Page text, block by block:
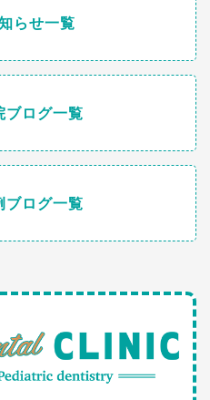
らせ一覧
ブログ一覧
ブログ一覧